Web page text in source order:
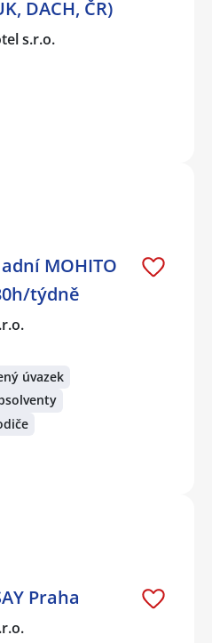
DACH, ČR)
s.r.o.
MOHITO
týdně
úvazek
Praha